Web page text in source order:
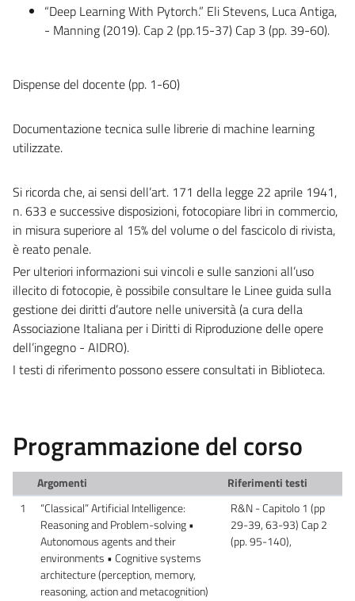
“Deep Learning With Pytorch.” Eli Stevens, Luca Antiga,
- Manning (2019). Cap 2 (pp.15-37) Cap 3 (pp. 39-60).
Dispense del docente (pp. 1-60)
Documentazione tecnica sulle librerie di machine learning
utilizzate.
Si ricorda che, ai sensi dell’art. 171 della legge 22 aprile 1941,
n. 633 e successive disposizioni, fotocopiare libri in commercio,
in misura superiore al 15% del volume o del fascicolo di rivista,
è reato penale.
Per ulteriori informazioni sui vincoli e sulle sanzioni all’uso
illecito di fotocopie, è possibile consultare le Linee guida sulla
gestione dei diritti d’autore nelle università (a cura della
Associazione Italiana per i Diritti di Riproduzione delle opere
dell’ingegno - AIDRO).
I testi di riferimento possono essere consultati in Biblioteca.
Programmazione del corso
Argomenti
Riferimenti testi
1
“Classical” Artificial Intelligence:
Reasoning and Problem-solving •
Autonomous agents and their
environments • Cognitive systems
architecture (perception, memory,
reasoning, action and metacognition)
R&N - Capitolo 1 (pp
29-39, 63-93) Cap 2
(pp. 95-140),